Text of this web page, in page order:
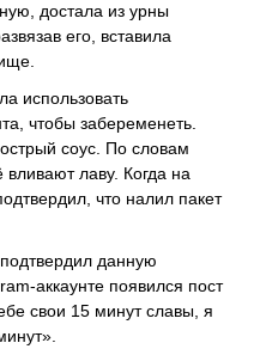
достала из урны
его, вставила
использовать
чтобы забеременеть.
соус. По словам
вливают лаву. Когда на
что налил пакет
данную
аккаунте появился пост
свои 15 минут славы, я